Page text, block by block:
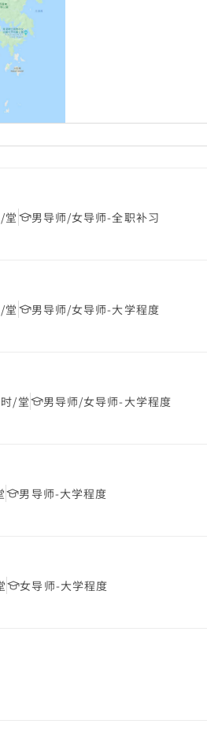
堂 男导师/女导师-全职补习
堂 男导师/女导师-大学程度
/堂 男导师/女导师-大学程度
男导师-大学程度
女导师-大学程度